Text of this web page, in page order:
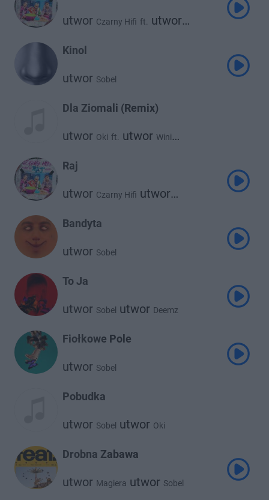
utwor Czarny Hifi ft. utwor
Kinol
utwor Sobel
Dla Ziomali (Remix)
utwor Oki ft. utwor Wini
utwor
Raj
utwor Czarny Hifi utwor
Bandyta
utwor Sobel
To Ja
utwor Sobel utwor Deemz
Fiołkowe Pole
utwor Sobel
Pobudka
utwor Sobel utwor Oki
Drobna Zabawa
utwor Magiera utwor Sobel